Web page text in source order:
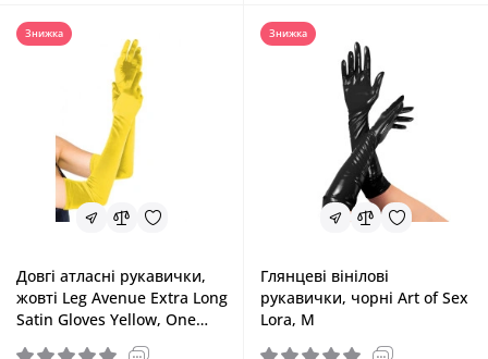
Знижка
Довгі атласні рукавички,
жовті Leg Avenue Extra Long
Satin Gloves Yellow, One
Знижка
Глянцеві вінілові
рукавички, чорні Art of Sex
Lora, M